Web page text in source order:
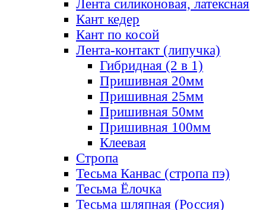
Лента силиконовая, латексная
Кант кедер
Кант по косой
Лента-контакт (липучка)
Гибридная (2 в 1)
Пришивная 20мм
Пришивная 25мм
Пришивная 50мм
Пришивная 100мм
Клеевая
Стропа
Тесьма Канвас (стропа пэ)
Тесьма Ёлочка
Тесьма шляпная (Россия)